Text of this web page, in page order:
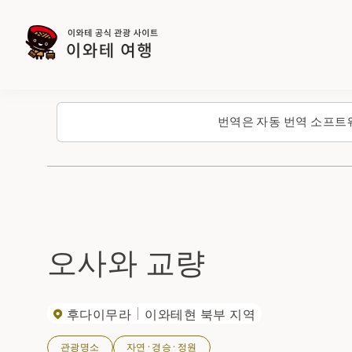
번역은 자동 번역 소프
오사와 교량
후다이무라 이와테현 북부 지역
관광명소 자연·경승·정원